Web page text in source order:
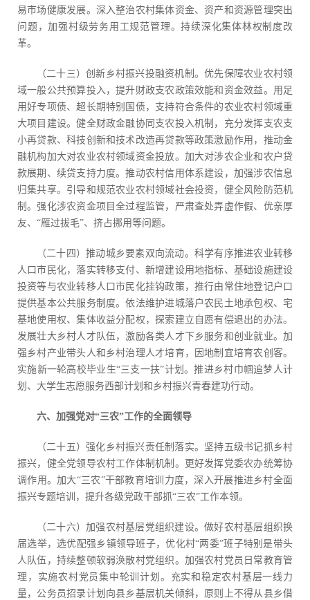
易市场健康发展。深入整治农村集体资金、资产和资源管理突出
问题，加强村级劳务用工规范管理。持续深化集体林权制度改
革。
（二十三）创新乡村振兴投融资机制。优先保障农业农村领
域一般公共预算投入，提升财政支农政策效能和资金效益。用足
用好专项债、超长期特别国债，支持符合条件的农业农村领域重
大项目建设。健全财政金融协同支农投入机制，充分发挥支农支
小再贷款、科技创新和技术改造再贷款等政策激励作用，推动金
融机构加大对农业农村领域资金投放。加大对涉农企业和农户贷
款展期、续贷支持力度。推动农村信用体系建设，加强涉农信息
归集共享。引导和规范农业农村领域社会投资，健全风险防范机
制。强化涉农资金项目全过程监管，严肃查处弄虚作假、优亲厚
友、“雁过拔毛”、挤占挪用等问题。
（二十四）推动城乡要素双向流动。科学有序推进农业转移
人口市民化，落实转移支付、新增建设用地指标、基础设施建设
投资等与农业转移人口市民化挂钩政策，推行由常住地登记户口
提供基本公共服务制度。依法维护进城落户农民土地承包权、宅
基地使用权、集体收益分配权，探索建立自愿有偿退出的办法。
发展壮大乡村人才队伍，激励各类人才下乡服务和创业就业。加
强乡村产业带头人和乡村治理人才培育，因地制宜培育农创客。
实施新一轮高校毕业生“三支一扶”计划。推进乡村巾帼追梦人计
划、大学生志愿服务西部计划和乡村振兴青春建功行动。
六、加强党对“三农”工作的全面领导
（二十五）强化乡村振兴责任制落实。坚持五级书记抓乡村
振兴，健全党领导农村工作体制机制。更好发挥党委农办统筹协
调作用。加大“三农”干部教育培训力度，深入开展推进乡村全面
振兴专题培训，提升各级党政干部抓“三农”工作本领。
（二十六）加强农村基层党组织建设。做好农村基层组织换
届选举，选优配强乡镇领导班子，优化村“两委”班子特别是带头
人队伍，持续整顿软弱涣散村党组织。加强农村党员日常教育管
理，实施农村党员集中轮训计划。充实和稳定农村基层一线力
量，公务员招录计划向县乡基层机关倾斜，原则上不得从县乡借